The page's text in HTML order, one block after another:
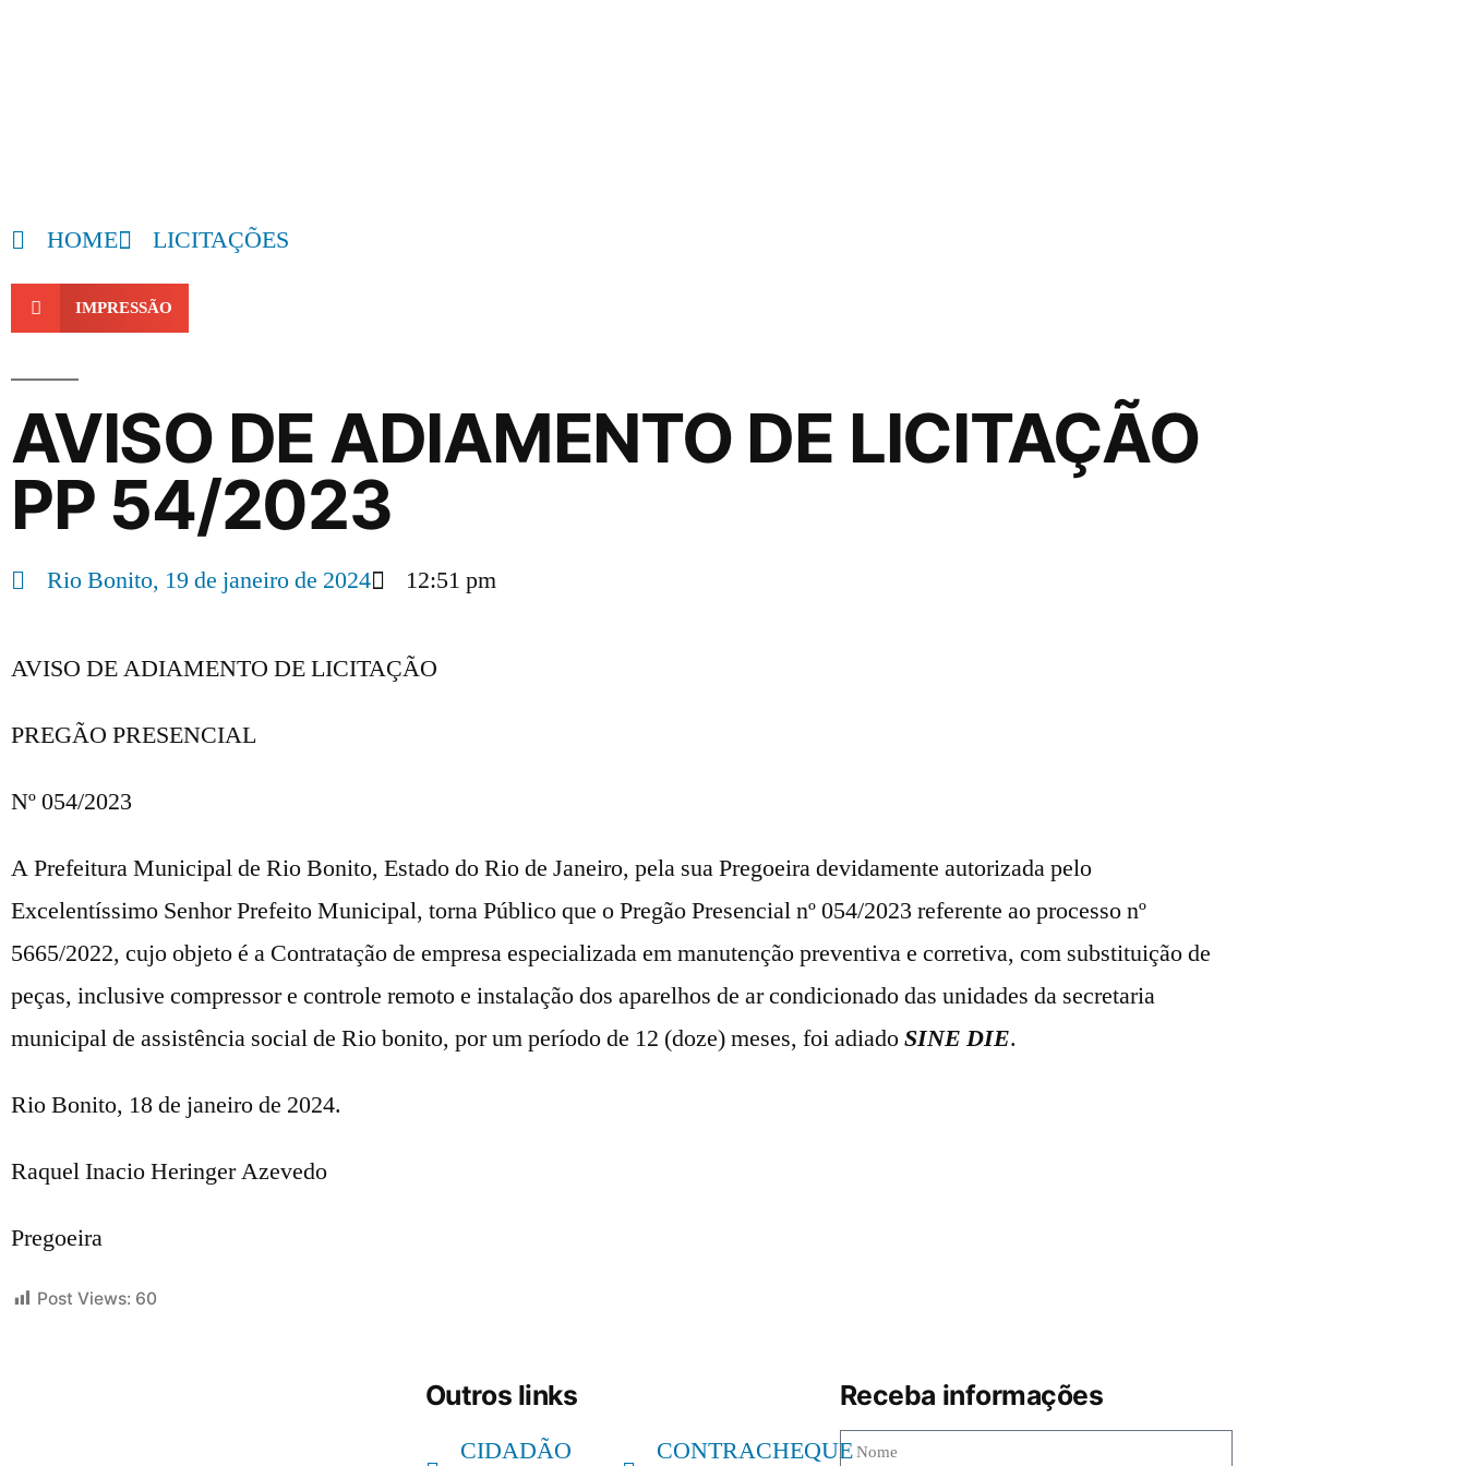
HOME LICITAÇÕES
IMPRESSÃO
AVISO DE ADIAMENTO DE LICITAÇÃO
PP 54/2023
Rio Bonito, 19 de janeiro de 2024 12:51 pm
AVISO DE ADIAMENTO DE LICITAÇÃO
PREGÃO PRESENCIAL
Nº 054/2023
A Prefeitura Municipal de Rio Bonito, Estado do Rio de Janeiro, pela sua Pregoeira devidamente autorizada pelo
Excelentíssimo Senhor Prefeito Municipal, torna Público que o Pregão Presencial nº 054/2023 referente ao processo nº
5665/2022, cujo objeto é a Contratação de empresa especializada em manutenção preventiva e corretiva, com substituição de
peças, inclusive compressor e controle remoto e instalação dos aparelhos de ar condicionado das unidades da secretaria
municipal de assistência social de Rio bonito, por um período de 12 (doze) meses, foi adiadoSINE DIE.
Rio Bonito, 18 de janeiro de 2024.
Raquel Inacio Heringer Azevedo
Pregoeira
Post Views: 60
Outros links
CIDADÃO
CONTRACHEQUE
Receba informações